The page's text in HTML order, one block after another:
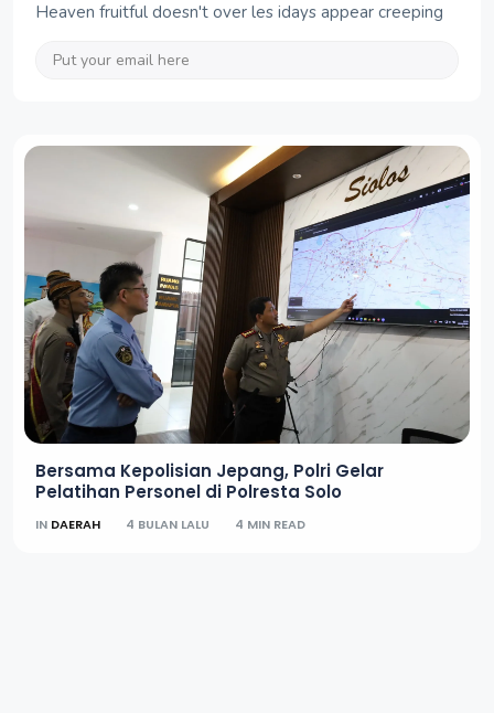
Heaven fruitful doesn't over les idays appear creeping
Bersama Kepolisian Jepang, Polri Gelar
Pelatihan Personel di Polresta Solo
IN DAERAH 4 BULAN LALU 4 MIN READ